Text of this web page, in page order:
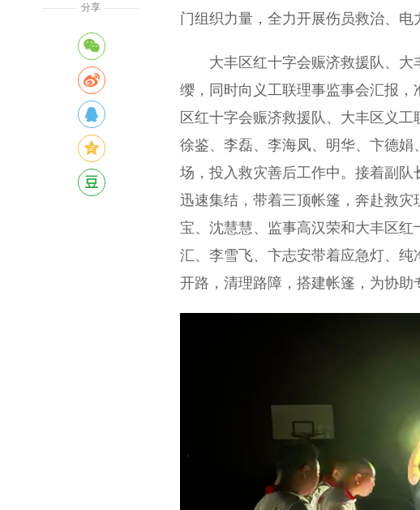
分享
门组织力量，全力开展伤员救治、电
大丰区红十字会赈济救援队、大
缨，同时向义工联理事监事会汇报
区红十字会赈济救援队、大丰区义工
徐鉴、李磊、李海凤、明华、卞德
场，投入救灾善后工作中。接着副
迅速集结，带着三顶帐篷，奔赴救
宝、沈慧慧、监事高汉荣和大丰区
汇、李雪飞、卞志安带着应急灯、
开路，清理路障，搭建帐篷，为协助